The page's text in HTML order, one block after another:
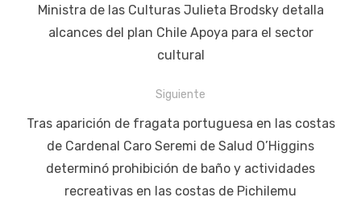
entradas
Publicación
anterior:
Ministra de las Culturas Julieta Brodsky detalla
alcances del plan Chile Apoya para el sector
cultural
Siguiente
Siguiente
publicación:
Tras aparición de fragata portuguesa en las costas
de Cardenal Caro Seremi de Salud O’Higgins
determinó prohibición de baño y actividades
recreativas en las costas de Pichilemu